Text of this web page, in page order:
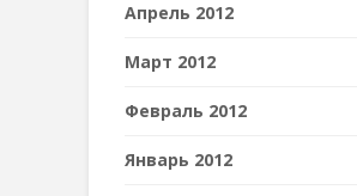
Апрель 2012
Март 2012
Февраль 2012
Январь 2012